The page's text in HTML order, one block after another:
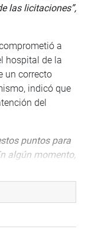
las licitaciones”,
a
hospital de la
un correcto
indicó que
del
puntos para
algún momento,
la parte de
al director